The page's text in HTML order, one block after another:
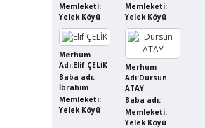
Memleketi:
Yelek Köyü
Memleketi:
Yelek Köyü
Merhum
Adı:Elif ÇELİK
Baba adı:
İbrahim
Memleketi:
Yelek Köyü
Merhum
Adı:Dursun
ATAY
Baba adı:
Memleketi:
Yelek Köyü